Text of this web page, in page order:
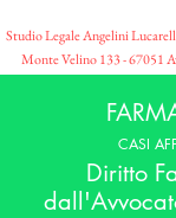
Studio Legale Angelini
Monte Velino133 - 67051
CASI
Diritto